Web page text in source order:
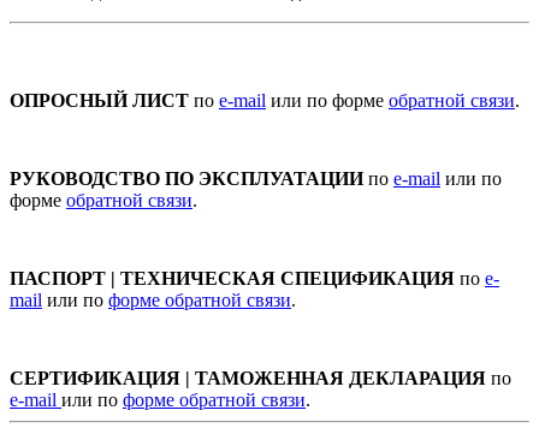
ОПРОСНЫЙ ЛИСТ по e-mail или по форме обратной связи.
РУКОВОДСТВО ПО ЭКСПЛУАТАЦИИпо e-mail или по
форме обратной связи.
ПАСПОРТ | ТЕХНИЧЕСКАЯ СПЕЦИФИКАЦИЯ по e-
mail или по форме обратной связи.
СЕРТИФИКАЦИЯ | ТАМОЖЕННАЯ ДЕКЛАРАЦИЯ по
e-mail или по форме обратной связи.